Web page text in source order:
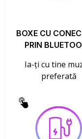
BOXE CU
PRIN
Ia-ți cu tine
preferată